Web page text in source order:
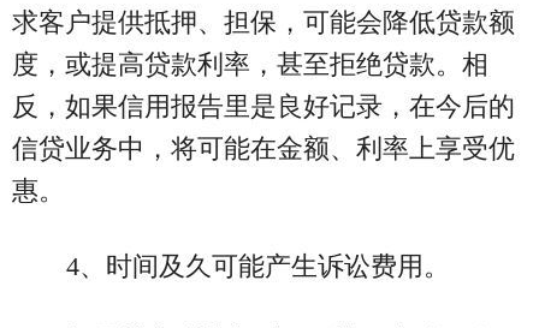
求客户提供抵押、担保，可能会降低贷款额
度，或提高贷款利率，甚至拒绝贷款。相
反，如果信用报告里是良好记录，在今后的
信贷业务中，将可能在金额、利率上享受优
惠。
4、时间及久可能产生诉讼费用。